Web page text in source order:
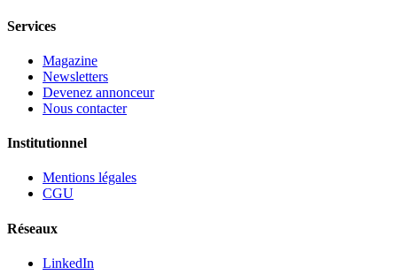
Services
Magazine
Newsletters
Devenez annonceur
Nous contacter
Institutionnel
Mentions légales
CGU
Réseaux
LinkedIn